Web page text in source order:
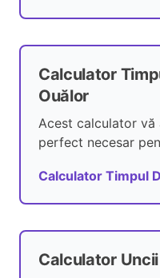
Calculator
Ouălor
Acest calculator vă
perfect necesar
Calculator Timpul
Calculator